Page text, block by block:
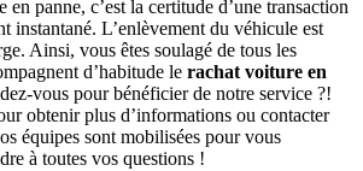
panne, c’est la certitude d’une transaction
instantané. L’enlèvement du véhicule est
Ainsi, vous êtes soulagé de tous les
d’habitude le rachat voiture en
vous pour bénéficier de notre service ?!
obtenir plus d’informations ou contacter
équipes sont mobilisées pour vous
à toutes vos questions !